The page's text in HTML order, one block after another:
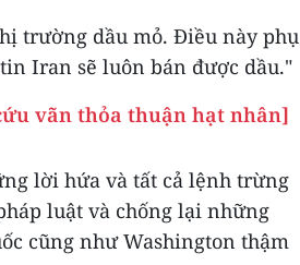
trường dầu mỏ. Điều này phụ
Iran sẽ luôn bán được dầu."
vãn thỏa thuận hạt nhân]
lời hứa và tất cả lệnh trừng
luật và chống lại những
cũng như Washington thậm